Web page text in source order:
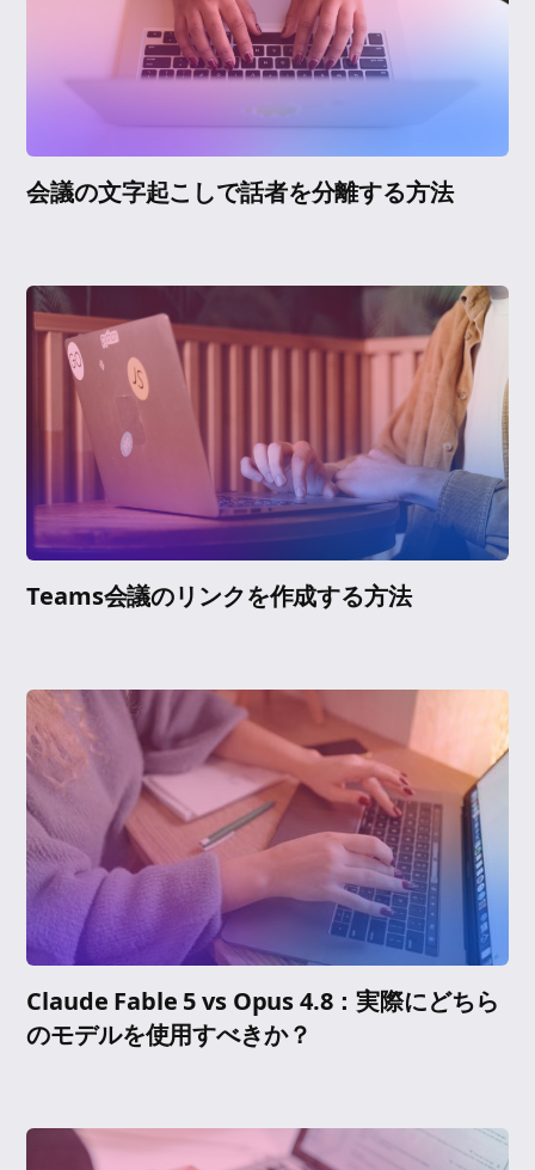
会議の文字起こしで話者を分離する方法
Teams会議のリンクを作成する方法
Claude Fable 5 vs Opus 4.8：実際にどちら
のモデルを使用すべきか？